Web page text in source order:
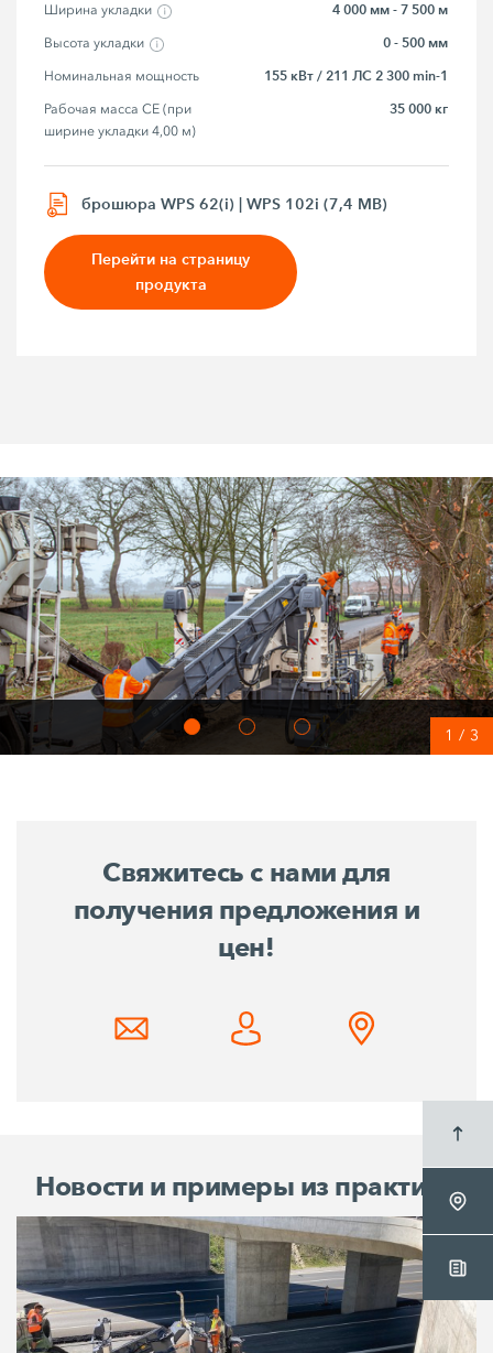
Ширина укладки 4 000 мм - 7 500 м
Высота укладки 0 - 500 мм
Номинальная мощность 155 кВт / 211 ЛС 2 300 min-1
Рабочая масса CE (при
ширине укладки 4,00 м)
35 000 кг
брошюра WPS 62(i) | WPS 102i (7,4 MB)
Перейти на страницу
продукта
1 / 3
Свяжитесь с нами для
получения предложения и
цен!
Новости и примеры из практики